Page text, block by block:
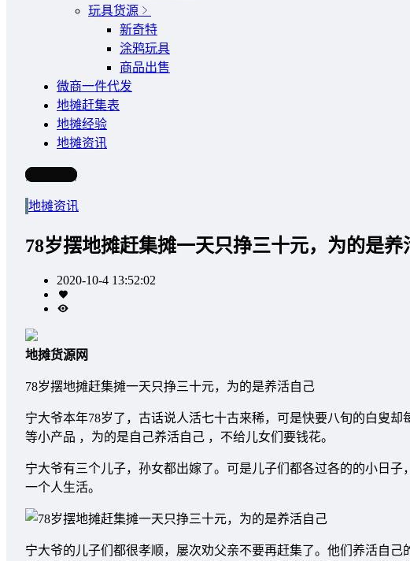
玩具货源
新奇特
涂鸦玩具
商品出售
微商一件代发
地摊赶集表
地摊经验
地摊资讯
写文章
地摊资讯
78岁摆地摊赶集摊一天只挣三十元，为的是养
2020-10-4 13:52:02
地摊货源网
78岁摆地摊赶集摊一天只挣三十元，为的是养活自己
宁大爷本年78岁了，古话说人活七十古来稀，可是快要八旬的白叟
等小产品 ，为的是自己养活自己 ，不给儿女们要钱花。
宁大爷有三个儿子，孙女都出嫁了。可是儿子们都各过各的的小日
一个人生活。
宁大爷的儿子们都很孝顺，屡次劝父亲不要再赶集了。他们养活自